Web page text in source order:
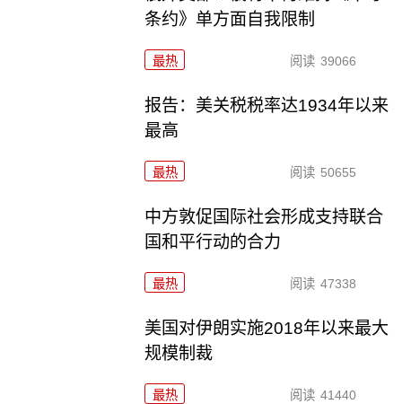
条约》单方面自我限制
最热 阅读 39066
报告：美关税税率达1934年以来
最高
最热 阅读 50655
中方敦促国际社会形成支持联合
国和平行动的合力
最热 阅读 47338
美国对伊朗实施2018年以来最大
规模制裁
最热 阅读 41440